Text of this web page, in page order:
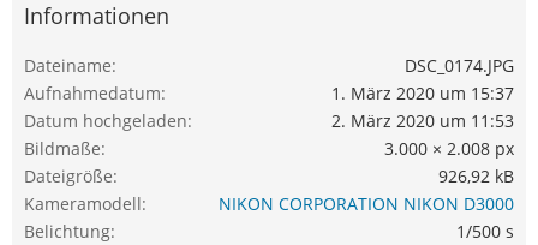
Informationen
Dateiname
DSC_0174.JPG
Aufnahmedatum
1. März 2020 um 15:37
Datum hochgeladen
2. März 2020 um 11:53
Bildmaße
3.000 × 2.008 px
Dateigröße
926,92 kB
Kameramodell
NIKON CORPORATION NIKON D3000
Belichtung
1/500 s